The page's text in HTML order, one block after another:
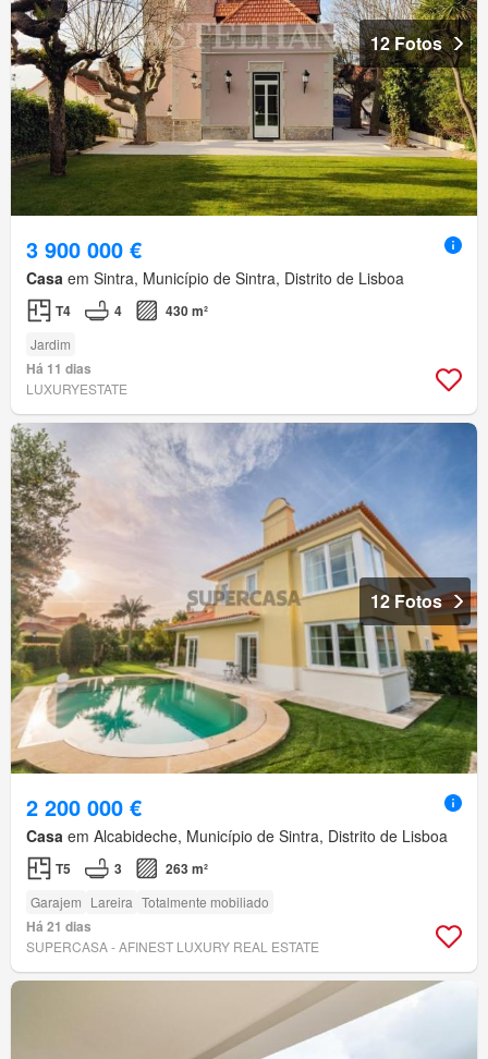
12 Fotos
3 900 000 €
Casa em Sintra, Município de Sintra, Distrito de Lisboa
T4 4 430 m²
Jardim
Há 11 dias
LUXURYESTATE
12 Fotos
2 200 000 €
Casa em Alcabideche, Município de Sintra, Distrito de Lisboa
T5 3 263 m²
Garajem Lareira Totalmente mobiliado
Há 21 dias
SUPERCASA - AFINEST LUXURY REAL ESTATE